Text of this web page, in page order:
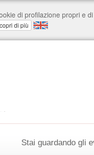
Stai guardando gli